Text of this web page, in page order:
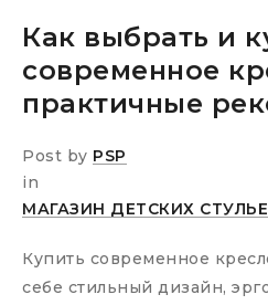
Как выбрать и
современное
практичные
Post by PSP
in
МАГАЗИН ДЕТСКИХ
Купить современное
себе стильный дизайн,